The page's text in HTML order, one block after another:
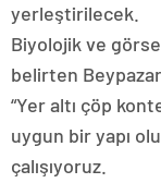
yerleştirilecek.
Biyolojik ve
belirten
“Yer altı çöp
uygun bir yapı
çalışıyoruz.